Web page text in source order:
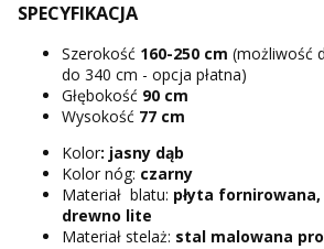
SPECYFIKACJA
Szerokość 160-250 cm (możliwość
do 340 cm - opcja płatna)
Głębokość 90 cm
Wysokość 77 cm
Kolor: jasny dąb
Kolor nóg: czarny
Materiał blatu: płyta
drewno lite
Materiał stelaż: stal malowana